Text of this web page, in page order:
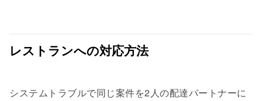
レストランへの対応方法
システムトラブルで同じ案件を2人の配達パートナーに